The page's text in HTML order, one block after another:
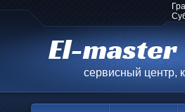
El-master
сервисный центр,